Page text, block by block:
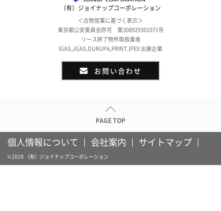
（有）ジョイナップコーポレーション
＜古物営業に基づく表示＞
東京都公安委員会許可 第308929301071号
リース終了物件取扱業者
IGAS,JGAS,DURUPA,PRINT,IPEX 出展企業
お問い合わせ
PAGE TOP
個人情報について 会社案内 サイトマップ
© 2019 （有）ジョイナップコーポレーション